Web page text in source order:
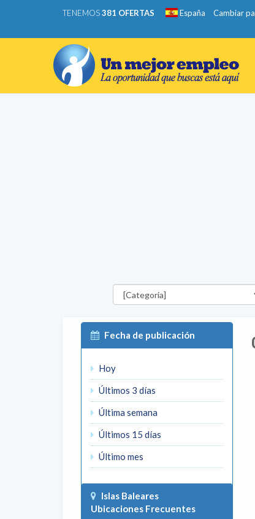
TENEMOS381 OFERTAS España Cambiar
Categorías
Fecha de publicación
Hoy
Últimos 3 días
Última semana
Últimos 15 días
Último mes
Islas Baleares
Ubicaciones Frecuentes